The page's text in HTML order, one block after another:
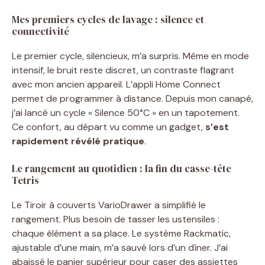
Mes premiers cycles de lavage : silence et
connectivité
Le premier cycle, silencieux, m’a surpris. Même en mode
intensif, le bruit reste discret, un contraste flagrant
avec mon ancien appareil. L’appli Home Connect
permet de programmer à distance. Depuis mon canapé,
j’ai lancé un cycle « Silence 50°C » en un tapotement.
Ce confort, au départ vu comme un gadget, s’est
rapidement révélé pratique.
Le rangement au quotidien : la fin du casse-tête
Tetris
Le Tiroir à couverts VarioDrawer a simplifié le
rangement. Plus besoin de tasser les ustensiles :
chaque élément a sa place. Le système Rackmatic,
ajustable d’une main, m’a sauvé lors d’un dîner. J’ai
abaissé le panier supérieur pour caser des assiettes